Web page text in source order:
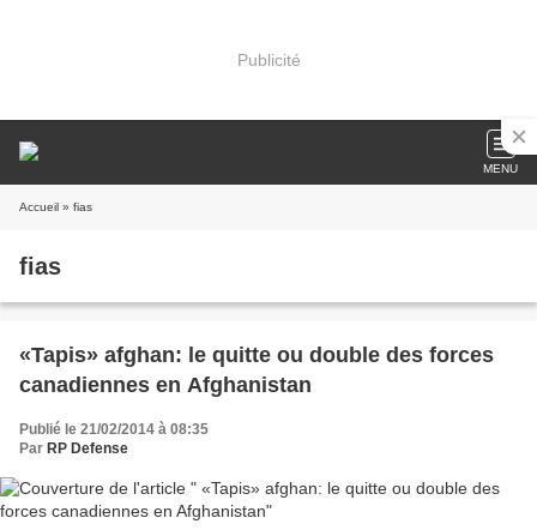
Publicité
MENU
Accueil » fias
fias
«Tapis» afghan: le quitte ou double des forces
canadiennes en Afghanistan
Publié le 21/02/2014 à 08:35
Par RP Defense